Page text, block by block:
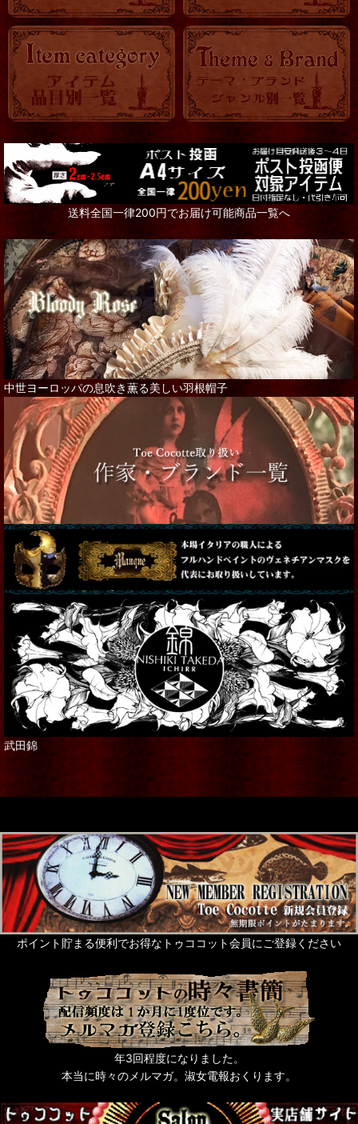
送料全国一律200円でお届け可能商品一覧へ
中世ヨーロッパの息吹き薫る美しい羽根帽子
武田錦
ポイント貯まる便利でお得なトゥココット会員にご登録ください
年3回程度になりました。
本当に時々のメルマガ。淑女電報おくります。